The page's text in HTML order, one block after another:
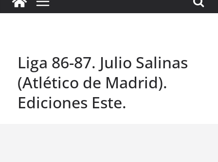
Liga 86-87. Julio Salinas
(Atlético de Madrid).
Ediciones Este.